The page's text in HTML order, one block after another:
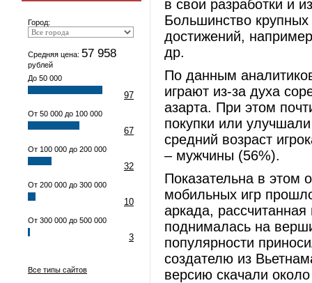
Город:
Средняя цена: 57 958
рублей
До 50 000
97
От 50 000 до 100 000
67
От 100 000 до 200 000
32
От 200 000 до 300 000
10
От 300 000 до 500 000
3
Все типы сайтов
в свои разработки и
Большинство
достижений,
др.
По данным
играют из-за духа
азарта. При этом
покупки или
средний возраст
– мужчины (56%).
Показательна в этом
мобильных игр
аркада,
поднималась на
популярности
создателю из
версию скачали